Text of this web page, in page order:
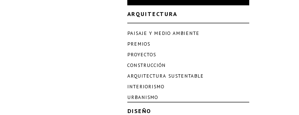
ARQUITECTURA
PAISAJE Y MEDIO AMBIENTE
PREMIOS
PROYECTOS
CONSTRUCCIÓN
ARQUITECTURA SUSTENTABLE
INTERIORISMO
URBANISMO
DISEÑO